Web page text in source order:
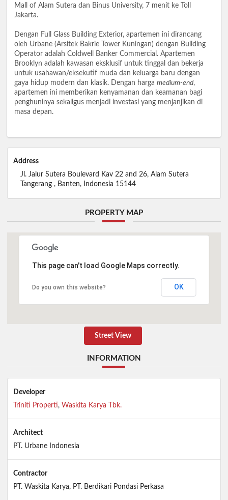
Mall of Alam Sutera dan Binus University, 7 menit ke Toll
Jakarta.
Dengan Full Glass Building Exterior, apartemen ini dirancang
oleh Urbane (Arsitek Bakrie Tower Kuningan) dengan Building
Operator adalah Coldwell Banker Commercial. Apartemen
Brooklyn adalah kawasan eksklusif untuk tinggal dan bekerja
untuk usahawan/eksekutif muda dan keluarga baru dengan
gaya hidup modern dan klasik. Dengan harga medium-end,
apartemen ini memberikan kenyamanan dan keamanan bagi
penghuninya sekaligus menjadi investasi yang menjanjikan di
masa depan.
Address
Jl. Jalur Sutera Boulevard Kav 22 and 26, Alam Sutera
Tangerang , Banten, Indonesia 15144
PROPERTY MAP
This page can't load Google Maps correctly.
Do you own this website? OK
Street View
INFORMATION
Developer
Triniti Properti, Waskita Karya Tbk.
Architect
PT. Urbane Indonesia
Contractor
PT. Waskita Karya, PT. Berdikari Pondasi Perkasa